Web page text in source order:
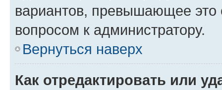
вариантов, превышающее это
вопросом к администратору.
Вернуться наверх
Как отредактировать или